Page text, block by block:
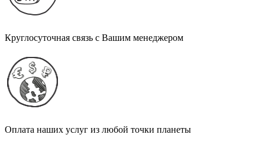
Круглосуточная связь с Вашим менеджером
Оплата наших услуг из любой точки планеты